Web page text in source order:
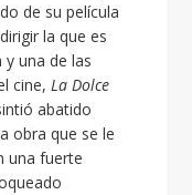
de su película
la que es
una de las
cine, La Dolce
abatido
obra que se le
una fuerte